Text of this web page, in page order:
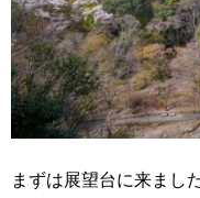
まずは展望台に来まし